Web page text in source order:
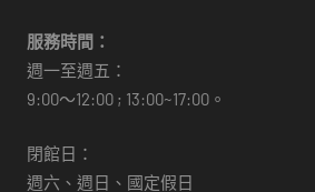
服務時間：
週一至週五：
9:00～12:00 ; 13:00~17:00。
閉館日：
週六、週日、國定假日